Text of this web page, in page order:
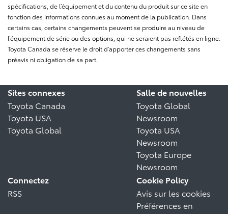
spécifications, de l’équipement et du contenu du produit sur ce site en
fonction des informations connues au moment de la publication. Dans
certains cas, certains changements peuvent se produire au niveau de
l’équipement de série ou des options, qui ne seraient pas reflétés en ligne.
Toyota Canada se réserve le droit d’apporter ces changements sans
préavis ni obligation de sa part.
Sites connexes
Toyota Canada
Toyota USA
Toyota Global
Salle de nouvelles
Toyota Global
Newsroom
Toyota USA
Newsroom
Toyota Europe
Newsroom
Connectez
RSS
Cookie Policy
Avis sur les cookies
Préférences en